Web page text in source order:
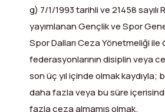
g) 7/1/1993 tarihli ve 21458 sayılı
yayımlanan Gençlik ve Spor
Spor Dalları Ceza Yönetmeliği ile
federasyonlarının disiplin veya
son üç yıl içinde olmak kaydıyla;
daha fazla veya bu süre
fazla ceza almamış olmak.